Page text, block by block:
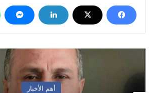
أهم الأخبار